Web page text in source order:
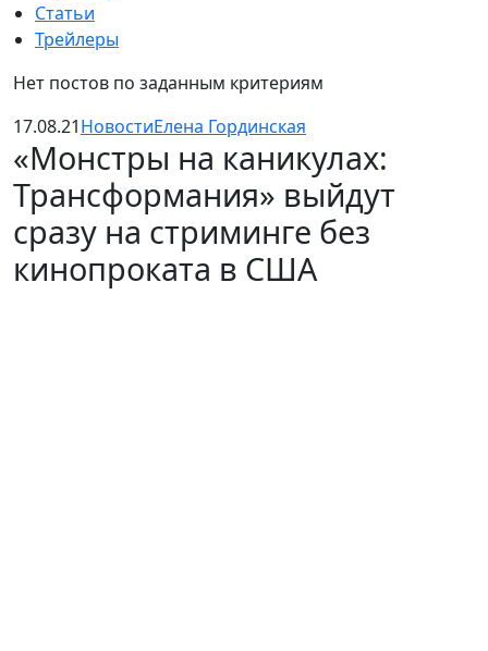
Статьи
Трейлеры
Нет постов по заданным критериям
17.08.21НовостиЕлена Гординская
«Монстры на каникулах:
Трансформания» выйдут
сразу на стриминге без
кинопроката в США